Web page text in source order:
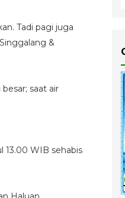
Tadi pagi juga
&
saat air
13.00 WIB sehabis